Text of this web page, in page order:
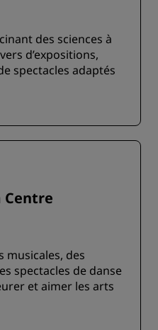
des sciences à
d’expositions,
spectacles adaptés
Centre
musicales, des
spectacles de danse
et aimer les arts